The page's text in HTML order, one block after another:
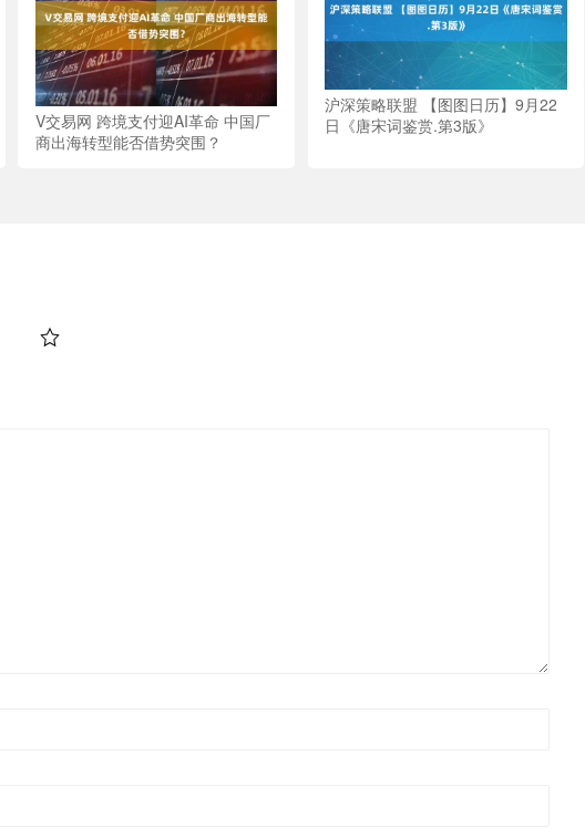
V交易网 跨境支付迎AI革命 中国厂
商出海转型能否借势突围？
沪深策略联盟 【图图日历】9月22
日《唐宋词鉴赏.第3版》